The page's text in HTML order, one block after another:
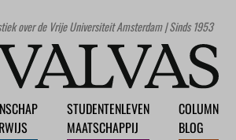
over de Vrije Universiteit Amsterdam | Sinds 1953
STUDENTENLEVEN
MAATSCHAPPIJ
COLUMN
BLOG